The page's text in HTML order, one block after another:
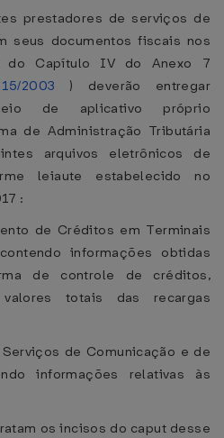
prestadores de serviços de
seus documentos fiscais nos
do Capítulo IV do Anexo 7
2003 ) deverão entregar
de aplicativo próprio
de Administração Tributária
arquivos eletrônicos de
leiaute estabelecido no
:
de Créditos em Terminais
informações obtidas
de controle de créditos,
totais das recargas
de Comunicação e de
informações relativas às
os incisos do caput desse